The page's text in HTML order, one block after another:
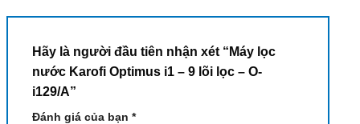
Hãy là người đầu tiên nhận xét “Máy lọc
nước Karofi Optimus i1 – 9 lõi lọc – O-
i129/A”
Đánh giá của bạn *